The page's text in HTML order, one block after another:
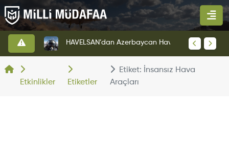
HAVELSAN’dan Azerbaycan Hava Kuvvetlerine Kritik Komuta Kontrol Sistemi İhracatı
Etkinlikler Etiketler
Etiket: İnsansız Hava
Araçları